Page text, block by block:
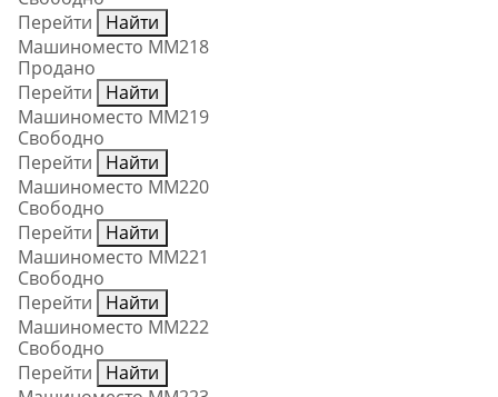
Перейти
Найти
Машиноместо ММ218
Продано
Перейти
Найти
Машиноместо ММ219
Свободно
Перейти
Найти
Машиноместо ММ220
Свободно
Перейти
Найти
Машиноместо ММ221
Свободно
Перейти
Найти
Машиноместо ММ222
Свободно
Перейти
Найти